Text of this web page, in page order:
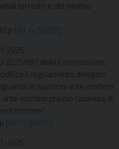
terrestri e del relativo
p [Rif. n. 56927]
2025
2025/687 della Commissione,
il regolamento delegato
le ispezioni ante mortem
mortem presso l’azienda di
mortem”
[Rif. n. 56901]
2025